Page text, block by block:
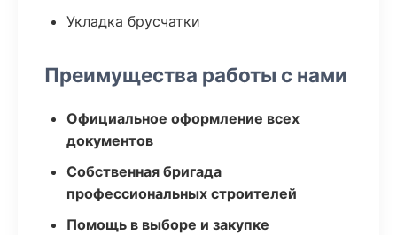
Укладка брусчатки
Преимущества работы с нами
Официальное оформление всех
документов
Собственная бригада
профессиональных строителей
Помощь в выборе и закупке